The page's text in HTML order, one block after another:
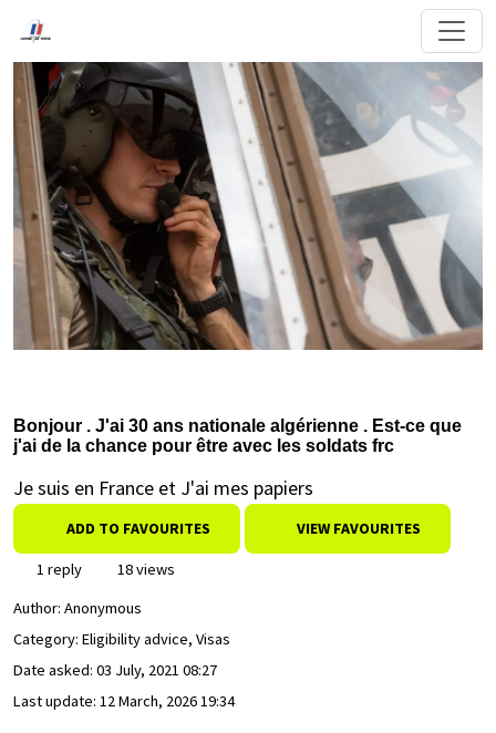
Bonjour . J'ai 30 ans nationale algérienne . Est-ce que
j'ai de la chance pour être avec les soldats frc
Je suis en France et J'ai mes papiers
ADD TO FAVOURITES VIEW FAVOURITES
1 reply
18 views
Author: Anonymous
Category: Eligibility advice, Visas
Date asked: 03 July, 2021 08:27
Last update: 12 March, 2026 19:34